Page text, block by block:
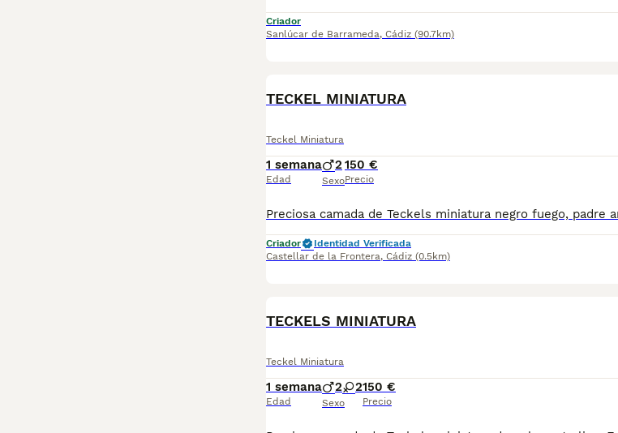
Criador
Sanlúcar de Barrameda, Cádiz (90.7km)
TECKEL MINIATURA
Teckel Miniatura
1 semana
Edad
2
Sexo
150 €
Precio
Criador
Identidad Verificada
Castellar de la Frontera, Cádiz (0.5km)
TECKELS MINIATURA
Teckel Miniatura
1 semana
Edad
2 2
Sexo
150 €
Precio